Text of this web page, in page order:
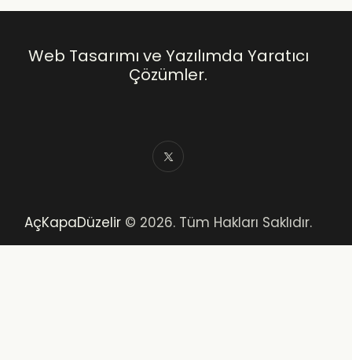
Web Tasarımı ve Yazılımda Yaratıcı
Çözümler.
AçKapaDüzelir © 2026. Tüm Hakları Saklıdır.